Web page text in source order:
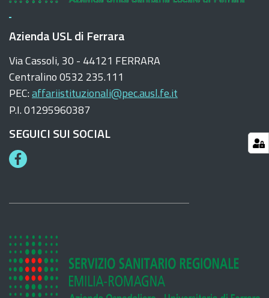
Azienda USL di Ferrara
Via Cassoli, 30 - 44121 FERRARA
Centralino 0532 235.111
PEC:affariistituzionali@pec.ausl.fe.it
P.I. 01295960387
SEGUICI SUI SOCIAL
F
e
o
o
k